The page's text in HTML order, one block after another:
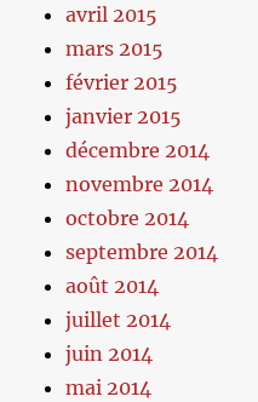
avril 2015
mars 2015
février 2015
janvier 2015
décembre 2014
novembre 2014
octobre 2014
septembre 2014
août 2014
juillet 2014
juin 2014
mai 2014